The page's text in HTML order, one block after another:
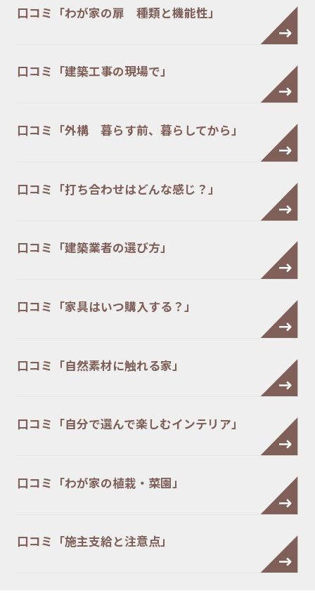
口コミ「わが家の扉 種類と機能性」
口コミ「建築工事の現場で」
口コミ「外構 暮らす前、暮らしてから」
口コミ「打ち合わせはどんな感じ？」
口コミ「建築業者の選び方」
口コミ「家具はいつ購入する？」
口コミ「自然素材に触れる家」
口コミ「自分で選んで楽しむインテリア」
口コミ「わが家の植栽・菜園」
口コミ「施主支給と注意点」